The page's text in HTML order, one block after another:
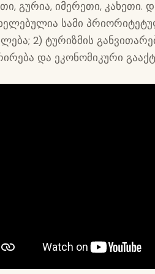
გურია, იმერეთი, კახეთი.
სამი
2) ტურიზმის
და ეკონომიკური